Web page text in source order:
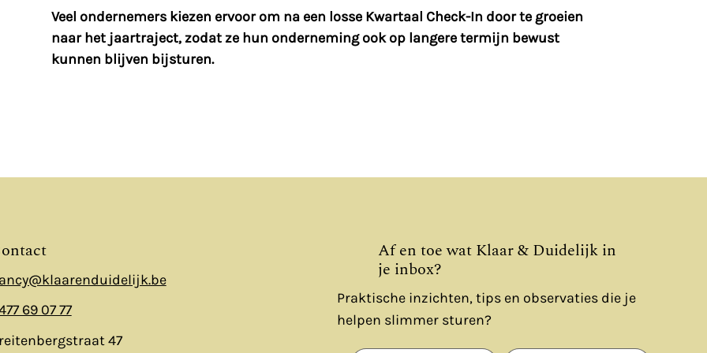
Veel ondernemers kiezen ervoor om na een losse Kwartaal Check-In door te groeien
naar het jaartraject, zodat ze hun onderneming ook op langere termijn bewust
kunnen blijven bijsturen.
69 07 77
47
Af en toe wat Klaar & Duidelijk in
je inbox?
Praktische inzichten, tips en observaties die je
helpen slimmer sturen?